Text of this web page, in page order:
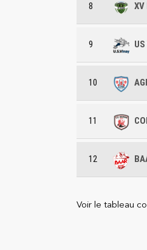
8 XV
9
10
11
12
Voir le tableau